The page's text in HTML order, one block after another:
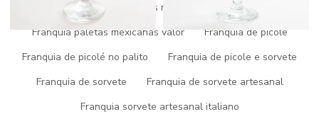
Franquia paletas mexicanas preço
Franquia paletas mexicanas valor
Franquia de picole
Franquia de picolé no palito
Franquia de picole e sorvete
Franquia de sorvete
Franquia de sorvete artesanal
Franquia sorvete artesanal italiano
CONHEÇA MAIS DETALHES
SOBRE FABRICA DE GELATO